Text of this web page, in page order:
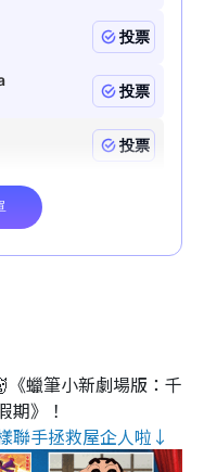
《蠟筆小新劇場版：千
期》！
聯手拯救屋企人啦↓